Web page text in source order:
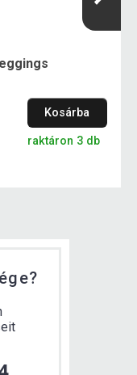
Kosárba
raktáron 3 db